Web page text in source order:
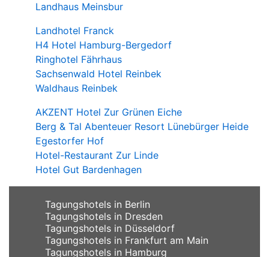
Landhaus Meinsbur
Landhotel Franck
H4 Hotel Hamburg-Bergedorf
Ringhotel Fährhaus
Sachsenwald Hotel Reinbek
Waldhaus Reinbek
AKZENT Hotel Zur Grünen Eiche
Berg & Tal Abenteuer Resort Lünebürger Heide
Egestorfer Hof
Hotel-Restaurant Zur Linde
Hotel Gut Bardenhagen
Tagungshotels in Berlin
Tagungshotels in Dresden
Tagungshotels in Düsseldorf
Tagungshotels in Frankfurt am Main
Tagungshotels in Hamburg